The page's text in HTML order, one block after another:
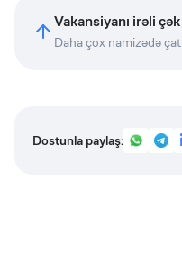
Vakansiyanı irəli çək
Daha çox namizədə çat
Dostunla paylaş: